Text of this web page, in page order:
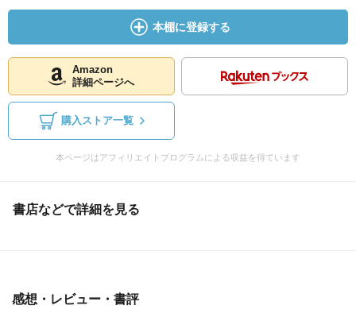
本棚に登録する
Amazon
詳細ページへ
購入ストア一覧
本ページはアフィリエイトプログラムによる収益を得ています
書店などで詳細を見る
感想・レビュー・書評